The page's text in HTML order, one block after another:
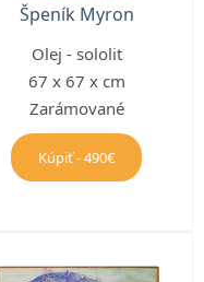
Špeník Myron
Olej - sololit
67 x 67 x cm
Zarámované
Kúpiť - 490€